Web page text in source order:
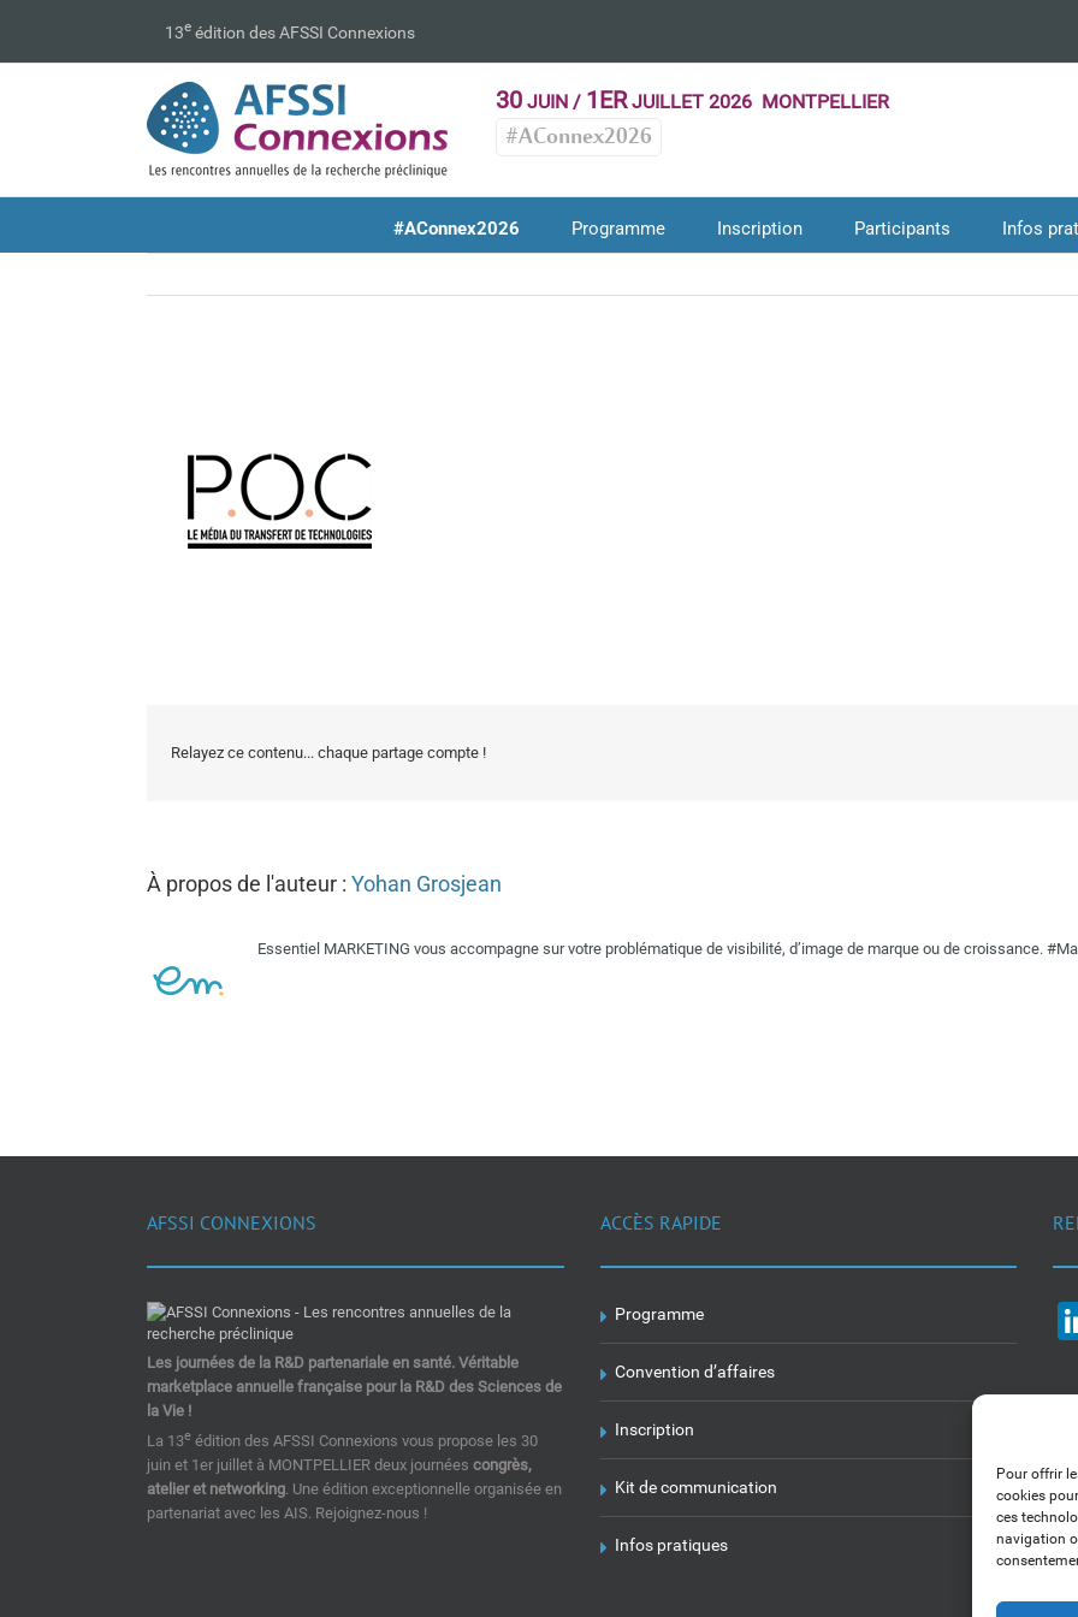
Pour offrir
cookies
ces
navigation
13e édition des AFSSI Connexions
30 JUIN / 1ERJUILLET 2026 MONTPELLIER
#AConnex2026
#AConnex2026 Programme Inscription Participants Infos
Relayez ce contenu... chaque partage compte !
À propos de l'auteur : Yohan Grosjean
Essentiel MARKETING vous accompagne sur votre problématique de visibilité, d’image de marque ou de croissance.
AFSSI CONNEXIONS
Les journées de la R&D partenariale en santé. Véritable
marketplace annuelle française pour la R&D des Sciences de
la Vie !
La 13e édition des AFSSI Connexions vous propose les 30
juin et 1er juillet à MONTPELLIER deux journées congrès,
atelier et networking. Une édition exceptionnelle organisée en
partenariat avec les AIS. Rejoignez-nous !
ACCÈS RAPIDE
Programme
Convention d’affaires
Inscription
Kit de communication
Infos pratiques